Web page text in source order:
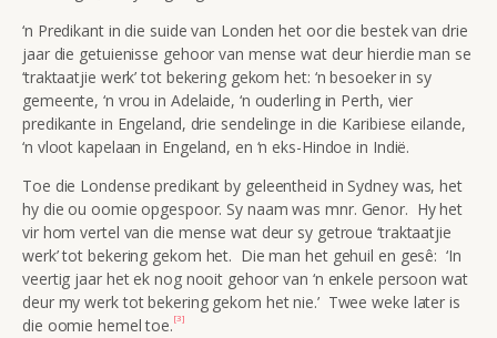
‘n Predikant in die suide van Londen het oor die bestek van drie
jaar die getuienisse gehoor van mense wat deur hierdie man se
‘traktaatjie werk’ tot bekering gekom het: ‘n besoeker in sy
gemeente, ‘n vrou in Adelaide, ‘n ouderling in Perth, vier
predikante in Engeland, drie sendelinge in die Karibiese eilande,
‘n vloot kapelaan in Engeland, en ‘n eks-Hindoe in Indië.
Toe die Londense predikant by geleentheid in Sydney was, het
hy die ou oomie opgespoor. Sy naam was mnr. Genor. Hy het
vir hom vertel van die mense wat deur sy getroue ‘traktaatjie
werk’ tot bekering gekom het. Die man het gehuil en gesê: ‘In
veertig jaar het ek nog nooit gehoor van ‘n enkele persoon wat
deur my werk tot bekering gekom het nie.’ Twee weke later is
die oomie hemel toe. [3]